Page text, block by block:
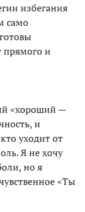
избегания
само
прямого и
«хороший —
и
уходит от
Я не хочу
но я
«Ты